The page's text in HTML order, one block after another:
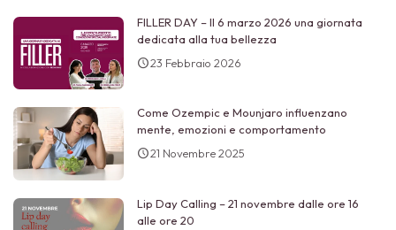
FILLER DAY – Il 6 marzo 2026 una giornata
dedicata alla tua bellezza
23 Febbraio 2026
Come Ozempic e Mounjaro influenzano
mente, emozioni e comportamento
21 Novembre 2025
Lip Day Calling – 21 novembre dalle ore 16
alle ore 20